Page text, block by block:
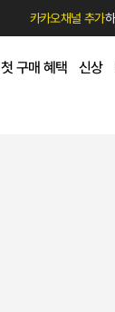
카카오채널 추가
첫 구매 혜택 신상